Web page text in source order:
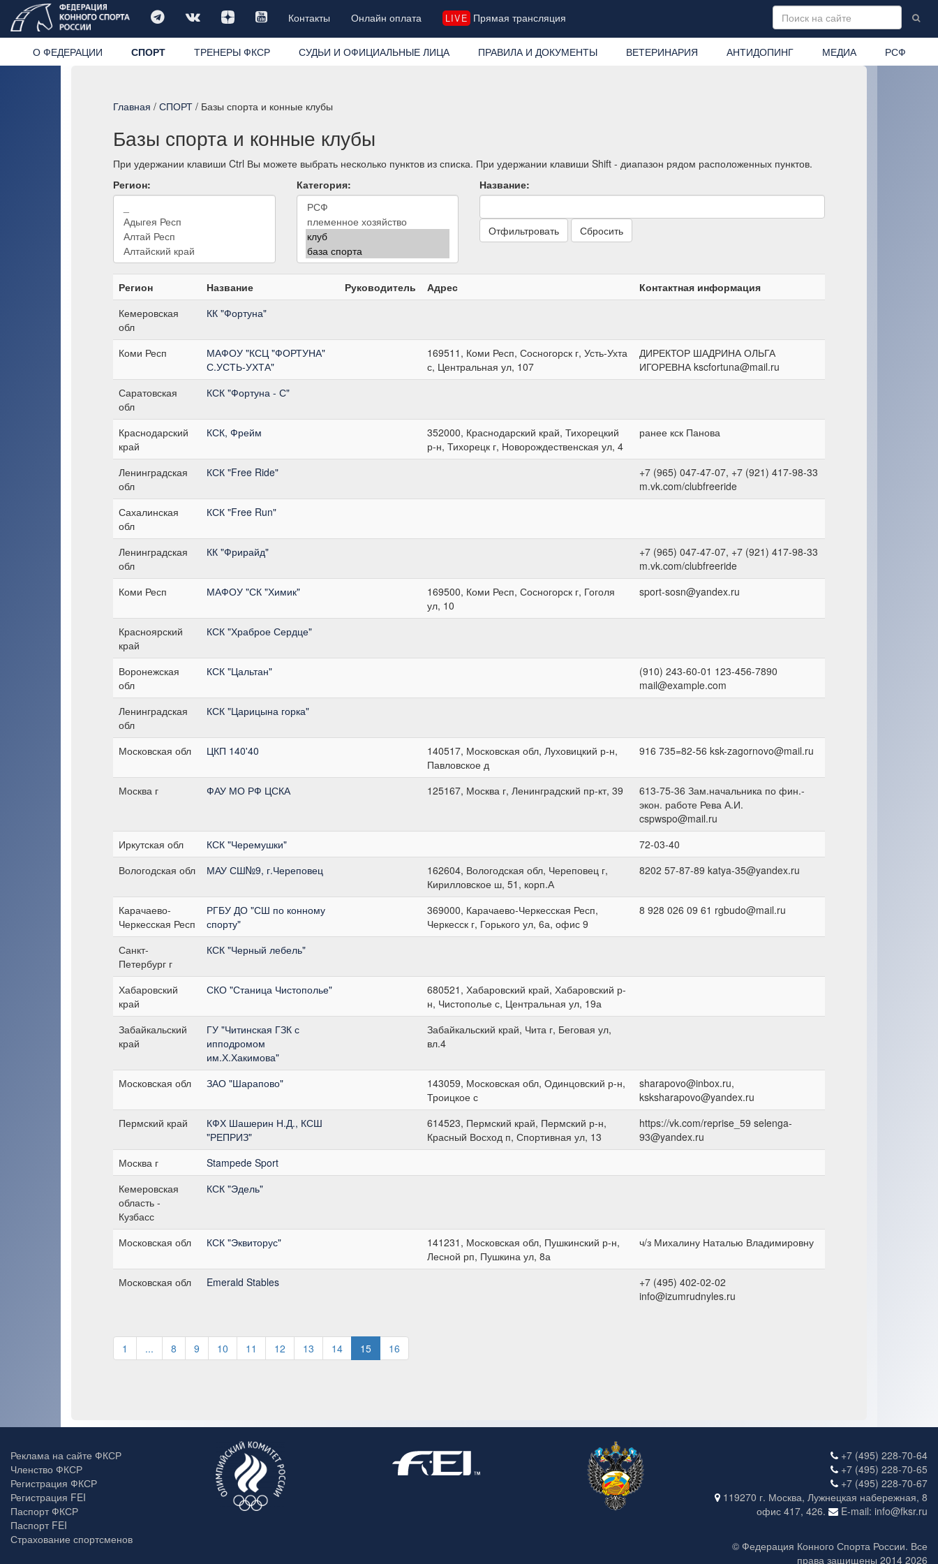
Контакты Онлайн оплата LIVE Прямая трансляция
О ФЕДЕРАЦИИ СПОРТ ТРЕНЕРЫ ФКСР СУДЬИ И ОФИЦИАЛЬНЫЕ ЛИЦА ПРАВИЛА И ДОКУМЕНТЫ ВЕТЕРИНАРИЯ АНТИДОПИНГ МЕДИА РСФ
Главная / СПОРТ / Базы спорта и конные клубы
Базы спорта и конные клубы
При удержании клавиши Ctrl Вы можете выбрать несколько пунктов из списка. При удержании клавиши Shift - диапазон рядом расположенных пунктов.
Регион:
Категория: Название:
Отфильтровать Сбросить
Регион Название Руководитель Адрес
Контактная информация
Кемеровская
обл
КК "Фортуна"
Коми Респ
МАФОУ "КСЦ "ФОРТУНА"
С.УСТЬ-УХТА"
169511, Коми Респ, Сосногорск г, Усть-Ухта
с, Центральная ул, 107
ДИРЕКТОР ШАДРИНА ОЛЬГА
ИГОРЕВНА kscfortuna@mail.ru
Саратовская
обл
КСК "Фортуна - С"
Краснодарский
край
КСК, Фрейм
352000, Краснодарский край, Тихорецкий
р-н, Тихорецк г, Новорождественская ул, 4
ранее кск Панова
Ленинградская
обл
КСК "Free Ride"
+7 (965) 047-47-07, +7 (921) 417-98-33
m.vk.com/clubfreeride
Сахалинская
обл
КСК "Free Run"
Ленинградская
обл
КК "Фрирайд"
+7 (965) 047-47-07, +7 (921) 417-98-33
m.vk.com/clubfreeride
Коми Респ
МАФОУ "СК "Химик"
169500, Коми Респ, Сосногорск г, Гоголя
ул, 10
sport-sosn@yandex.ru
Красноярский
край
КСК "Храброе Сердце"
Воронежская
обл
КСК "Цальтан"
(910) 243-60-01 123-456-7890
mail@example.com
Ленинградская
обл
КСК "Царицына горка"
Московская обл ЦКП 140'40
140517, Московская обл, Луховицкий р-н,
Павловское д
916 735=82-56 ksk-zagornovo@mail.ru
Москва г ФАУ МО РФ ЦСКА 125167, Москва г, Ленинградский пр-кт, 39
613-75-36 Зам.начальника по фин.-
экон. работе Рева А.И.
cspwspo@mail.ru
Иркутская обл
КСК "Черемушки"
72-03-40
Вологодская обл
МАУ СШ№9, г.Череповец
162604, Вологодская обл, Череповец г,
Кирилловское ш, 51, корп.А
8202 57-87-89 katya-35@yandex.ru
Карачаево-
Черкесская Респ
РГБУ ДО "СШ по конному
спорту"
369000, Карачаево-Черкесская Респ,
Черкесск г, Горького ул, 6а, офис 9
8 928 026 09 61 rgbudo@mail.ru
Санкт-
Петербург г
КСК "Черный лебель"
Хабаровский
край
СКО "Станица Чистополье"
680521, Хабаровский край, Хабаровский р-
н, Чистополье с, Центральная ул, 19а
Забайкальский
край
ГУ "Читинская ГЗК с
ипподромом
им.Х.Хакимова"
Забайкальский край, Чита г, Беговая ул,
вл.4
Московская обл ЗАО "Шарапово"
143059, Московская обл, Одинцовский р-н,
Троицкое с
sharapovo@inbox.ru,
ksksharapovo@yandex.ru
Пермский край
КФХ Шашерин Н.Д., КСШ
"РЕПРИЗ"
614523, Пермский край, Пермский р-н,
Красный Восход п, Спортивная ул, 13
https://vk.com/reprise_59 selenga-
93@yandex.ru
Москва г
Stampede Sport
Кемеровская
область -
Кузбасс
КСК "Эдель"
Московская обл КСК "Эквиторус"
141231, Московская обл, Пушкинский р-н,
Лесной рп, Пушкина ул, 8а
ч/з Михалину Наталью Владимировну
Московская обл Emerald Stables
+7 (495) 402-02-02
info@izumrudnyles.ru
1 ... 8 9 10 11 12 13 14 15 16
Реклама на сайте ФКСР
Членство ФКСР
Регистрация ФКСР
Регистрация FEI
Паспорт ФКСР
Паспорт FEI
Страхование спортсменов
+7 (495) 228-70-64
+7 (495) 228-70-65
+7 (495) 228-70-67
119270 г. Москва, Лужнецкая набережная, 8
офис 417, 426.
E-mail: info@fksr.ru
© Федерация Конного Спорта России. Все
права защищены 2014 2026